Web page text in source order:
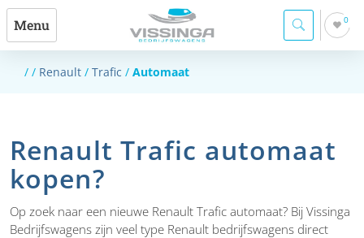
Menu 0
/ / Renault / Trafic / Automaat
Renault Trafic automaat
kopen?
Op zoek naar een nieuwe Renault Trafic automaat? Bij Vissinga
Bedrijfswagens zijn veel type Renault bedrijfswagens direct